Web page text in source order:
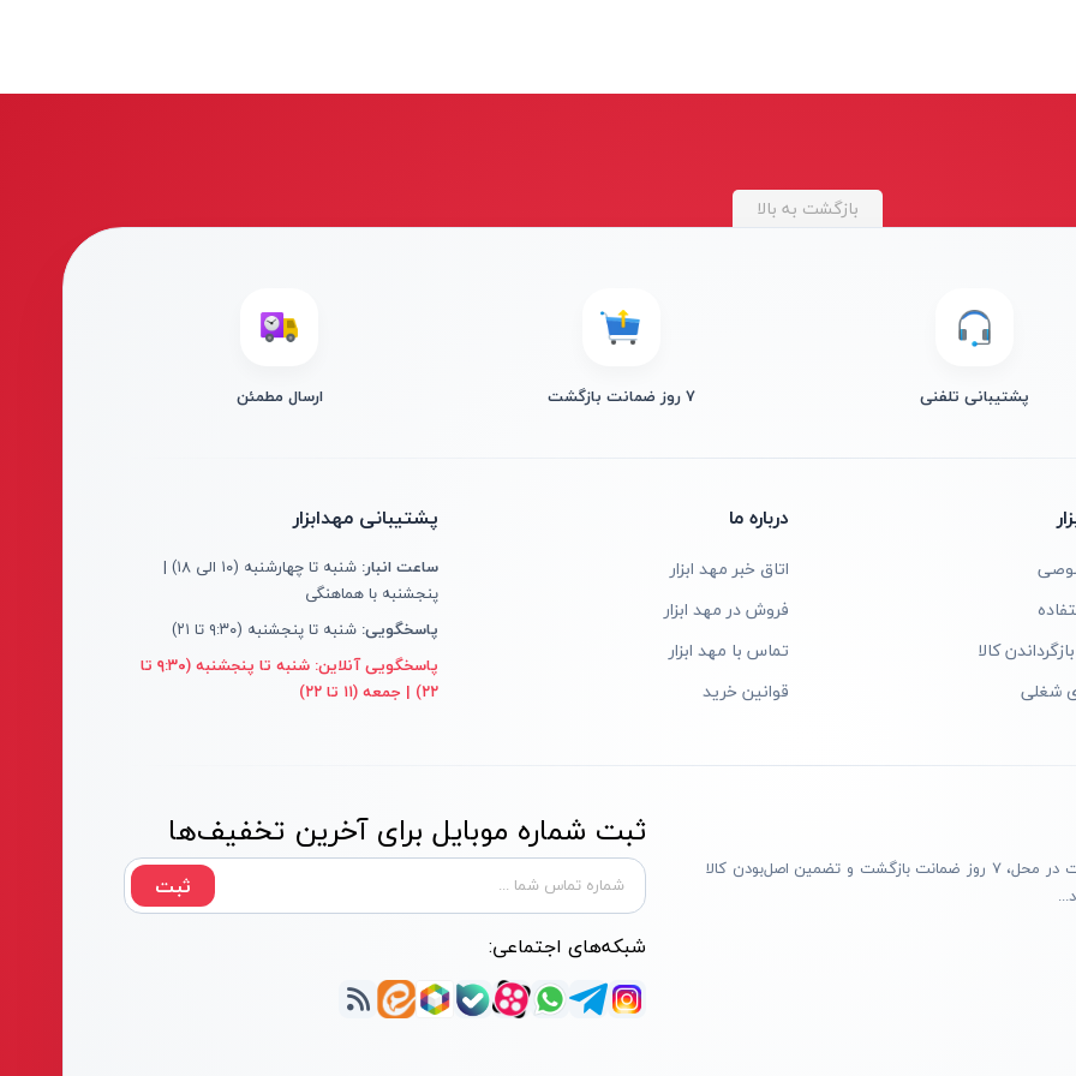
بازگشت به بالا
پشتیبانی تلفنی ۷ روز ضمانت بازگشت ارسال مطمئن
کالا
شغلی
درباره ما
اتاق خبر مهد ابزار
فروش در مهد ابزار
تماس با مهد ابزار
قوانین خرید
پشتیبانی مهدابزار
ساعت انبار:
شنبه تا چهارشنبه (۱۰ الی ۱۸) |
پنجشنبه با هماهنگی
پاسخگویی: شنبه تا پنجشنبه (۹:۳۰ تا ۲۱)
پاسخگویی آنلاین:
شنبه تا پنجشنبه (۹:۳۰ تا
۲۲) | جمعه (۱۱ تا ۲۲)
مهد ابزار با بیش از یک دهه تجربه، با پایبندی به سه اصل پرداخت در محل، ۷ روز ضمانت بازگشت و تضمین اصل‌بودن کالا
ثبت شماره موبایل برای آخرین تخفیف‌ها
ثبت
شبکه‌های اجتماعی: